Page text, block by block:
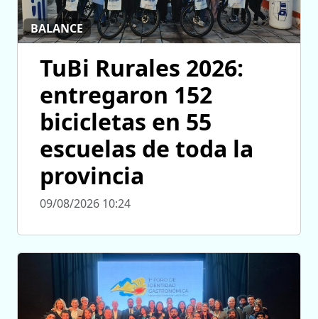
BALANCE
TuBi Rurales 2026:
entregaron 152
bicicletas en 55
escuelas de toda la
provincia
09/08/2026 10:24